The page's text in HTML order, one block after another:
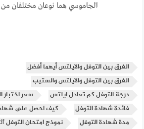
الجاموسي هما نوعان مختلفان
الفرق بين التوفل والايلتس أيهما أفضل
الفرق بين التوفل والايلتس والستيب
درجة التوفل كم تعادل ايلتس
سعر اختبار
فائدة شهادة التوفل
كيف احصل على
مدة شهادة التوفل
نموذج امتحان التوفل pdf